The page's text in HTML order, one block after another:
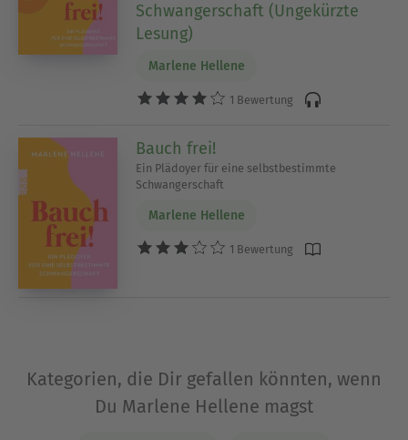
Schwangerschaft (Ungekürzte
Lesung)
Marlene Hellene
1 Bewertung
Bauch frei!
Ein Plädoyer für eine selbstbestimmte
Schwangerschaft
Marlene Hellene
1 Bewertung
Kategorien, die Dir gefallen könnten, wenn
Du Marlene Hellene magst